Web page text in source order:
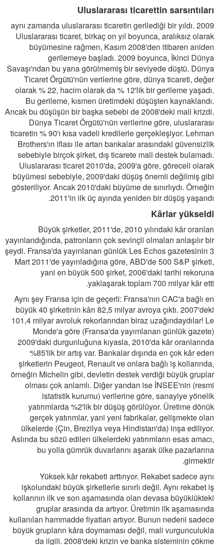
Uluslararası ticarettin sarsıntıları
2009 aynı zamanda uluslararası ticaretin gerilediği bir yıldı.
Uluslararası ticaret, birkaç on yıl boyunca, aralıksız olarak
büyümesine rağmen, Kasım 2008'den itibaren aniden
gerilemeye başladı. 2009 boyunca, İkinci Dünya
Savaşı'ndan bu yana görülmemiş bir seviyede düştü. Dünya
Ticaret Örgütü'nün verilerine göre, dünya ticareti, değer
olarak % 22, hacim olarak da % 12'lik bir gerileme yaşadı.
Bu gerileme, kısmen üretimdeki düşüşten kaynaklandı.
Ancak bu düşüşün bir başka sebebi de 2008'deki mali krizdi.
Dünya Ticaret Örgütü'nün verilerine göre, uluslararası
ticaretin % 90'ı kısa vadeli kredilerle gerçekleşiyor. Lehman
Brothers'ın iflası ile artan bankalar arasındaki güvensizlik
sebebiyle birçok şirket, dış ticarete mali destek bulamadı.
Uluslararası ticaret 2010'da, 2009'a göre, göreceli olarak
büyümesi sebebiyle, 2009'daki düşüş önemli değilmiş gibi
gösteriliyor. Ancak 2010'daki büyüme de sınırlıydı. Örneğin
2011'in ilk üç ayında yeniden bir düşüş yaşandı.
Kârlar yükseldi
Büyük şirketler, 2011'de, 2010 yılındaki kâr oranları
yayınlandığında, patronların çok sevinçli olmaları anlaşılır bir
şeydi. Fransa'da yayınlanan günlük Les Echos gazetesinin 3
Mart 2011'de yayınladığına göre, ABD'de 500 S&P şirketi,
yani en büyük 500 şirket, 2006'daki tarihi rekoruna
yaklaşarak toplam 700 milyar kâr etti.
Aynı şey Fransa için de geçerli: Fransa'nın CAC'a bağlı en
büyük 40 şirketinin kârı 82,5 milyar avroya çıktı. 2007'deki
101,4 milyar avroluk rekorlarından biraz uzağındaydılar! Le
Monde'a göre (Fransa'da yayımlanan günlük gazete)
2009'daki durgunluğuna kıyasla, 2010'da kâr oranlarında
%85'lik bir artış var. Bankalar dışında en çok kâr eden
şirketlerin Peugeot, Renault ve onlara bağlı iş kollarında,
örneğin Michelin gibi, devletin destek verdiği büyük gruplar
olması çok anlamlı. Diğer yandan ise İNSEE'nin (resmi
istatistik kurumu) verilerine göre, sanayiye yönelik
yatırımlarda %2'lik bir düşüş görülüyor. Üretime dönük
gerçek yatırımlar, yani yeni fabrikalar, gelişmekte olan
ülkelerde (Çin, Brezilya veya Hindistan'da) inşa ediliyor.
Aslında bu sözü edilen ülkelerdeki yatırımların esas amacı,
bu yolla gümrük duvarlarını aşarak ülke pazarlarına
girmektir.
Yüksek kâr rekabeti arttırıyor. Rekabet sadece aynı
işkolundaki büyük şirketlerle sınırlı değil. Aynı rekabet iş
kollarının ilk ve son aşamasında olan devasa büyüklükteki
gruplar arasında da artıyor. Üretimin ilk aşamasında
kullanılan hammadde fiyatları artıyor. Bunun nedeni sadece
büyük grupların kâra doymaması değil, mali vurgunculukla
da ilgili. 2008'deki krizin ve banka sisteminin çökme